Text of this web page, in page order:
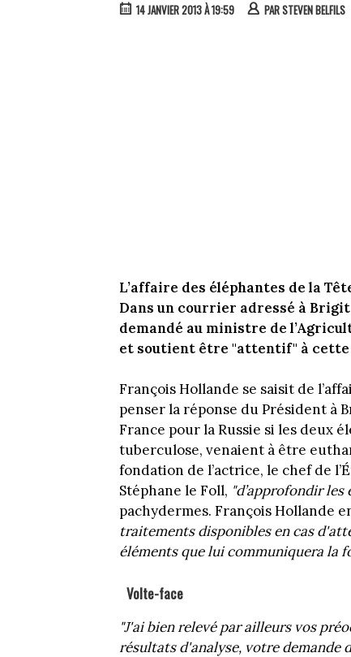
14 JANVIER 2013 À 19:59 PARSTEVEN BELFILS
L’affaire des éléphantes de la
Dans un courrier adressé à
demandé au ministre de
et soutient être "attentif" à cette
François Hollande se saisit de
penser la réponse du Président à
France pour la Russie si les deux
tuberculose, venaient à être
fondation de l’actrice, le chef de
Stéphane le Foll, "d’approfondir
pachydermes. François Hollande
traitements disponibles en cas
éléments que lui communiquera la
Volte-face
"J'ai bien relevé par ailleurs vos
résultats d'analyse, votre demande